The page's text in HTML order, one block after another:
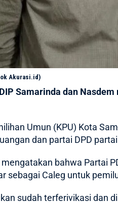
Akurasi.id)
Samarinda dan
Umun (KPU) Kota
dan partai DPD
bahwa Partai
sebagai Caleg untuk
sudah terferivikasi dan